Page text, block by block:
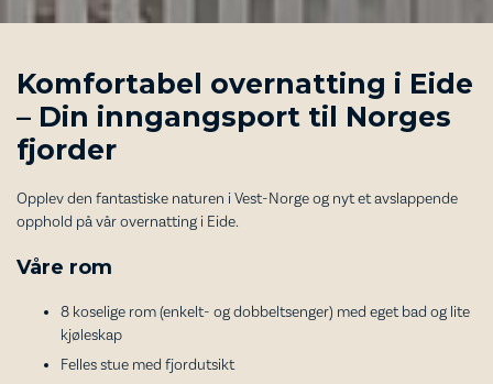
Komfortabel overnatting i Eide
– Din inngangsport til Norges
fjorder
Opplev den fantastiske naturen i Vest-Norge og nyt et avslappende
opphold på vår overnatting i Eide.
Våre rom
8 koselige rom (enkelt- og dobbeltsenger) med eget bad og lite
kjøleskap
Felles stue med fjordutsikt